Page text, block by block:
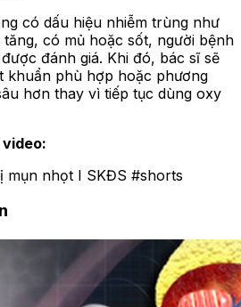
có dấu hiệu nhiễm trùng như
có mủ hoặc sốt, người bệnh
đánh giá. Khi đó, bác sĩ sẽ
khuẩn phù hợp hoặc phương
hơn thay vì tiếp tục dùng oxy
mụn nhọt I SKĐS #shorts